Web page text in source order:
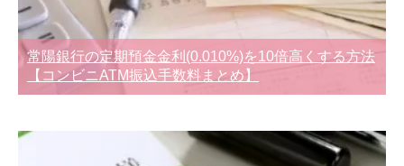
常陽銀行の定期預金金利(0.010%)を10倍高くする方法
【コンビニATM振込手数料まとめ】